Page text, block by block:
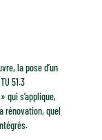
la pose d’un
51.3
qui s’applique,
rénovation, quel